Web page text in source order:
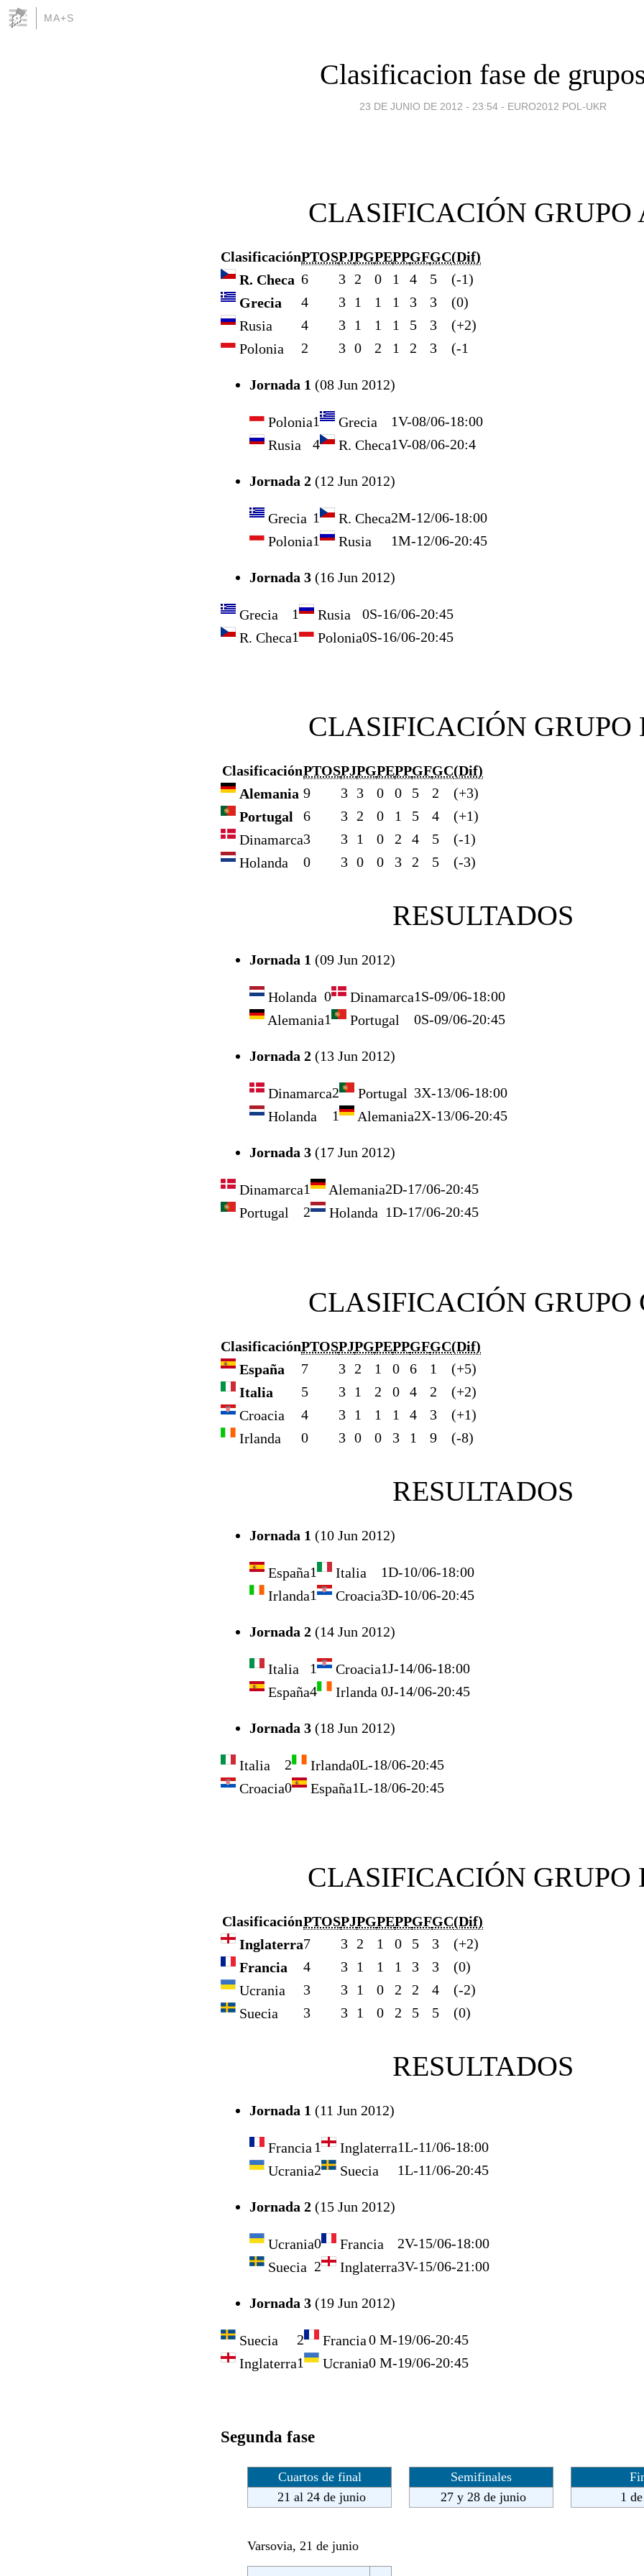
MA+S
Clasificacion fase de
23 DE JUNIO DE 2012 - 23:54 - EURO2012 POL-UKR
CLASIFICACIÓN GRUPO
ClasificaciónPTOSPJPGPEPPGFGC(Dif)
R. Checa 6 3 2 0 1 4 5
(-1)
Grecia
4 3 1 1 1 3 3
(0)
Rusia
4 3 1 1 1 5 3
(+2)
Polonia
2 3 0 2 1 2 3 (-1
Jornada 1 (08 Jun 2012)
Polonia1 Grecia 1V-08/06-18:00
Rusia
4 R. Checa1V-08/06-20:4
Jornada 2 (12 Jun 2012)
Grecia 1 R. Checa2M-12/06-18:00
Polonia1 Rusia 1M-12/06-20:45
Jornada 3 (16 Jun 2012)
Grecia 1 Rusia 0S-16/06-20:45
R. Checa1 Polonia0S-16/06-20:45
CLASIFICACIÓN GRUPO
ClasificaciónPTOSPJPGPEPPGFGC(Dif)
Alemania 9 3 3 0 0 5 2
(+3)
Portugal
6 3 2 0 1 5 4
(+1)
Dinamarca3 3 1 0 2 4 5
(-1)
Holanda
0 3 0 0 3 2 5 (-3)
RESULTADOS
Jornada 1 (09 Jun 2012)
Holanda 0 Dinamarca1S-09/06-18:00
Alemania1 Portugal 0S-09/06-20:45
Jornada 2 (13 Jun 2012)
Dinamarca2 Portugal 3X-13/06-18:00
Holanda
1 Alemania2X-13/06-20:45
Jornada 3 (17 Jun 2012)
Dinamarca1 Alemania2D-17/06-20:45
Portugal
2 Holanda 1D-17/06-20:45
CLASIFICACIÓN GRUPO
ClasificaciónPTOSPJPGPEPPGFGC(Dif)
España
7 3 2 1 0 6 1
(+5)
Italia
5 3 1 2 0 4 2
(+2)
Croacia
4 3 1 1 1 4 3
(+1)
Irlanda
0 3 0 0 3 1 9 (-8)
RESULTADOS
Jornada 1 (10 Jun 2012)
España1 Italia 1D-10/06-18:00
Irlanda1 Croacia3D-10/06-20:45
Jornada 2 (14 Jun 2012)
Italia 1 Croacia1J-14/06-18:00
España4 Irlanda 0J-14/06-20:45
Jornada 3 (18 Jun 2012)
Italia 2 Irlanda0L-18/06-20:45
Croacia0 España1L-18/06-20:45
CLASIFICACIÓN GRUPO
ClasificaciónPTOSPJPGPEPPGFGC(Dif)
Inglaterra7 3 2 1 0 5 3
(+2)
Francia
4 3 1 1 1 3 3
(0)
Ucrania
3 3 1 0 2 2 4
(-2)
Suecia
3 3 1 0 2 5 5 (0)
RESULTADOS
Jornada 1 (11 Jun 2012)
Francia 1 Inglaterra1L-11/06-18:00
Ucrania2 Suecia 1L-11/06-20:45
Jornada 2 (15 Jun 2012)
Ucrania0 Francia 2V-15/06-18:00
Suecia 2 Inglaterra3V-15/06-21:00
Jornada 3 (19 Jun 2012)
Suecia 2 Francia0 M-19/06-20:45
Inglaterra1 Ucrania0 M-19/06-20:45
Segunda fase
Cuartos de final Semifinales
21 al 24 de junio
27 y 28 de junio 1
Varsovia, 21 de junio